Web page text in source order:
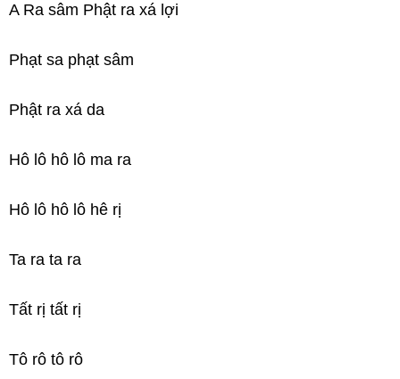
A Ra sâm Phật ra xá lợi
Phạt sa phạt sâm
Phật ra xá da
Hô lô hô lô ma ra
Hô lô hô lô hê rị
Ta ra ta ra
Tất rị tất rị
Tô rô tô rô